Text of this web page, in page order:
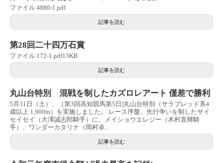
ファイル 4880-1.pdf
記事を読む
第28回二十四万石賞
ファイル 172-1.pdf13KB
記事を読む
丸山台特別 混戦を制したカズロレアート 僅差で勝利
5月31日（土）、［第3回高知競馬第5日]丸山台特別（サラブレッド系4
歳以上 1,900m）を実施しました。 レース序盤、先行争いを制したサイ
セイセイ（大澤誠志郎騎手）に、メイショウエレジー（木村直輝騎
手）、ワンダーカタリナ（岡村卓...
記事を読む